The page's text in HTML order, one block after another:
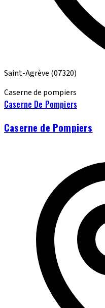
Saint-Agrève (07320)
Caserne de pompiers
Caserne De Pompiers
Caserne de Pompiers